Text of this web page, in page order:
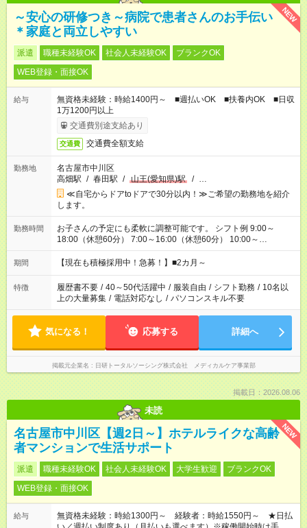
NEW
～安心の研修つき～病院で患者さんのお手伝い
＊家庭と両立しやすい
派遣 職種未経験OK 社会人未経験OK
ブランクOK
WEB登録・面接OK
給与
無資格未経験：時給1400円～ ■週払いOK ■扶養内OK ■日収
1万1200円以上
交通費別途支給あり
交通費 交通費全額支給
勤務地
名古屋市中川区
高畑駅 / 春田駅 / 山王(愛知県)駅 / …
≪自宅からドアtoドアで30分以内！≫ご希望の勤務地を紹介
します。
勤務時間
お子さんの予定にも柔軟に調整可能です。 シフト例 9:00～
18:00（休憩60分） 7:00～16:00（休憩60分） 10:00～
19:00（休憩60分） ※Wワーク希望の方へ 今ご覧のお仕事で希
望する勤務時間と、もう1つのお仕事の勤務時間の合計が 週40
期間 【現在も積極採用中！急募！】■2カ月～
特徴 履歴書不要 / 40～50代活躍中 / 服装自由 / シフト勤務 / 10名以
上の大量募集 / 電話対応なし / パソコンスキル不要
気になる！ 応募する 詳細へ
掲載元企業名 日研トータルソーシング株式会社 メディカルケア事業部
掲載日：2026.08.06
未読
NEW
名古屋市中川区【週2日～】ホテルライクな高齢
者マンションで生活サポート
派遣 職種未経験OK 社会人未経験OK 大学生歓迎
ブランクOK
WEB登録・面接OK
給与
無資格未経験：時給1300円～ 経験者：時給1550円～ ★日払